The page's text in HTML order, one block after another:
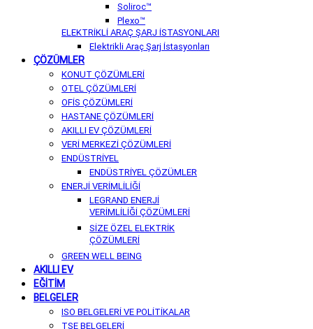
Soliroc™
Plexo™
ELEKTRİKLİ ARAÇ ŞARJ İSTASYONLARI
Elektrikli Araç Şarj İstasyonları
ÇÖZÜMLER
KONUT ÇÖZÜMLERİ
OTEL ÇÖZÜMLERİ
OFİS ÇÖZÜMLERİ
HASTANE ÇÖZÜMLERİ
AKILLI EV ÇÖZÜMLERİ
VERİ MERKEZİ ÇÖZÜMLERİ
ENDÜSTRİYEL
ENDÜSTRİYEL ÇÖZÜMLER
ENERJİ VERİMLİLİĞİ
LEGRAND ENERJİ
VERİMLİLİĞİ ÇÖZÜMLERİ
SİZE ÖZEL ELEKTRİK
ÇÖZÜMLERİ
GREEN WELL BEING
AKILLI EV
EĞİTİM
BELGELER
ISO BELGELERİ VE POLİTİKALAR
TSE BELGELERİ